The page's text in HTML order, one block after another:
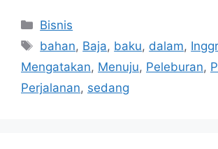
Kategori
Bisnis
Tag
bahan, Baja, baku, dalam,
Mengatakan, Menuju, Peleburan,
Perjalanan, sedang